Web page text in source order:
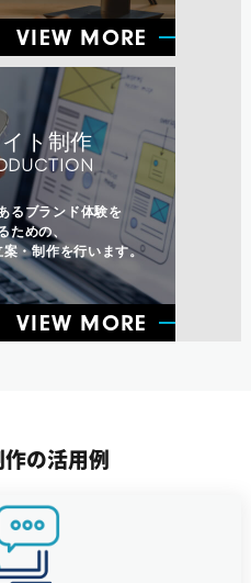
VIEW MORE
ト制作
るブランド体験を
ための、
・制作を行います。
VIEW MORE
の活用例